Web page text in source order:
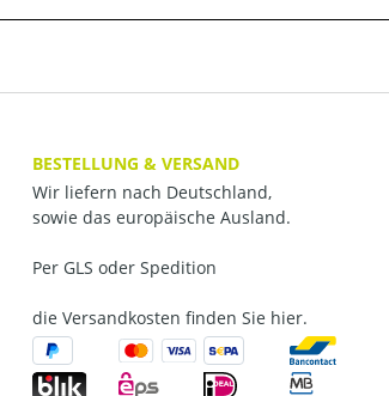
BESTELLUNG & VERSAND
Wir liefern nach Deutschland,
sowie das europäische Ausland.
Per GLS oder Spedition
die Versandkosten finden Sie hier.